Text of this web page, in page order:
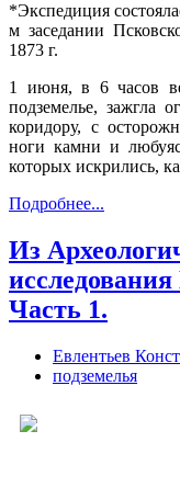
*Экспедиция
м заседании
1873 г.
1 июня, в 6 часов
подземелье, зажгла
коридору, с
ноги камни и
которых искрились,
Подробнее...
Из
Часть 1.
Евлентьев
подземелья